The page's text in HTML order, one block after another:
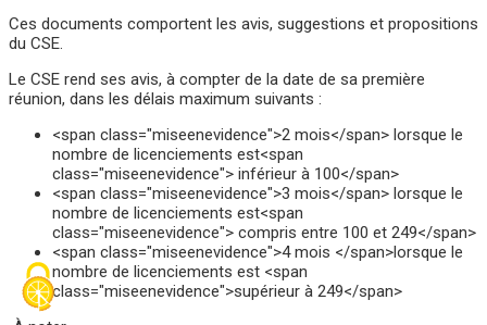
Ces documents comportent les avis, suggestions et propositions
du CSE.
Le CSE rend ses avis, à compter de la date de sa première
réunion, dans les délais maximum suivants :
<span class="miseenevidence">2 mois</span> lorsque le
nombre de licenciements est<span
class="miseenevidence"> inférieur à 100</span>
<span class="miseenevidence">3 mois</span> lorsque le
nombre de licenciements est<span
class="miseenevidence"> compris entre 100 et 249</span>
<span class="miseenevidence">4 mois </span>lorsque le
nombre de licenciements est <span
class="miseenevidence">supérieur à 249</span>